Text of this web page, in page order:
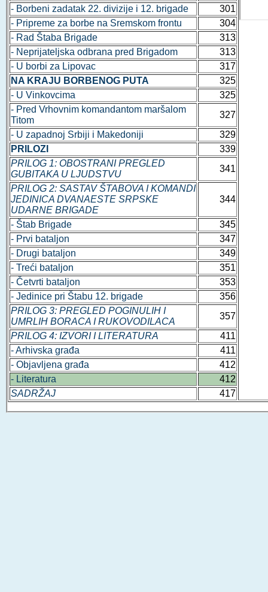
- Borbeni zadatak 22. divizije i 12. brigade
301
- Pripreme za borbe na Sremskom frontu
304
- Rad Štaba Brigade
313
- Neprijateljska odbrana pred Brigadom
313
- U borbi za Lipovac
317
NA KRAJU BORBENOG PUTA
325
- U Vinkovcima
325
- Pred Vrhovnim komandantom maršalom
Titom
327
- U zapadnoj Srbiji i Makedoniji
329
PRILOZI
339
PRILOG 1: OBOSTRANI PREGLED
GUBITAKA U LJUDSTVU
341
PRILOG 2: SASTAV ŠTABOVA I KOMANDI
JEDINICA DVANAESTE SRPSKE
UDARNE BRIGADE
344
- Štab Brigade
345
- Prvi bataljon
347
- Drugi bataljon
349
- Treći bataljon
351
- Četvrti bataljon
353
- Jedinice pri Štabu 12. brigade
356
PRILOG 3: PREGLED POGINULIH I
UMRLIH BORACA I RUKOVODILACA
357
PRILOG 4: IZVORI I LITERATURA
411
- Arhivska građa
411
- Objavljena građa
412
- Literatura
412
SADRŽAJ
417